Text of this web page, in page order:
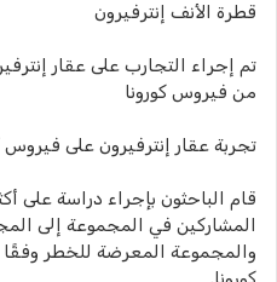
قطرة الأنف إنترفيرون
من فيروس كورونا
تجربة عقار إنترفيرون على فيروس
المشاركين في المجموعة إلى
والمجموعة المعرضة للخطر